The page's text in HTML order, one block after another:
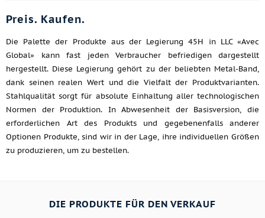
Preis. Kaufen.
Die Palette der Produkte aus der Legierung 45H in LLC «Avec
Global» kann fast jeden Verbraucher befriedigen dargestellt
hergestellt. Diese Legierung gehört zu der beliebten Metal-Band,
dank seinen realen Wert und die Vielfalt der Produktvarianten.
Stahlqualität sorgt für absolute Einhaltung aller technologischen
Normen der Produktion. In Abwesenheit der Basisversion, die
erforderlichen Art des Produkts und gegebenenfalls anderer
Optionen Produkte, sind wir in der Lage, ihre individuellen Größen
zu produzieren, um zu bestellen.
DIE PRODUKTE FÜR DEN VERKAUF